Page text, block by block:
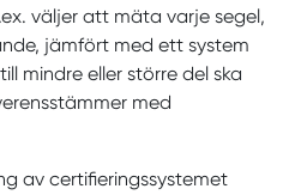
väljer att mäta varje segel,
jämfört med ett system
mindre eller större del ska
med
av certifieringssystemet